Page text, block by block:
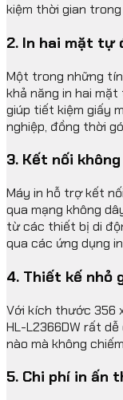
kiệm thời gian
2. In hai mặt tự
Một trong những
khả năng in hai
giúp tiết kiệm giấy
nghiệp, đồng thời
3. Kết nối
Máy in hỗ trợ kết
qua mạng không
từ các thiết bị di
qua các ứng dụng
4. Thiết kế nhỏ
Với kích thước 356
HL-L2366DW rất
nào mà không
5. Chi phí in ấn